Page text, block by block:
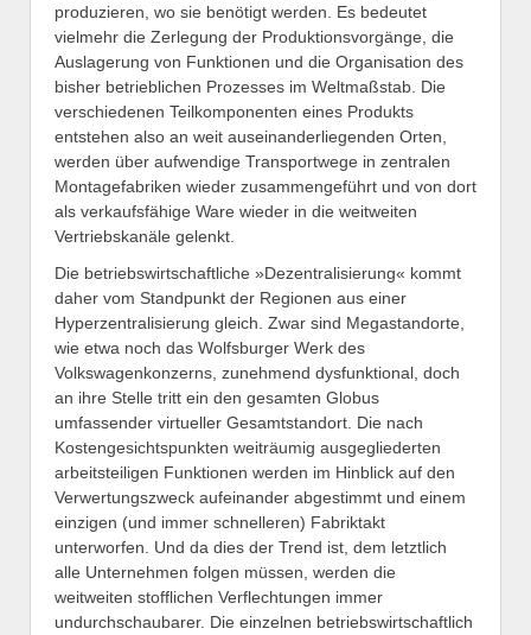
produzieren, wo sie benötigt werden. Es bedeutet
vielmehr die Zerlegung der Produktionsvorgänge, die
Auslagerung von Funktionen und die Organisation des
bisher betrieblichen Prozesses im Weltmaßstab. Die
verschiedenen Teilkomponenten eines Produkts
entstehen also an weit auseinanderliegenden Orten,
werden über aufwendige Transportwege in zentralen
Montagefabriken wieder zusammengeführt und von dort
als verkaufsfähige Ware wieder in die weitweiten
Vertriebskanäle gelenkt.
Die betriebswirtschaftliche »Dezentralisierung« kommt
daher vom Standpunkt der Regionen aus einer
Hyperzentralisierung gleich. Zwar sind Megastandorte,
wie etwa noch das Wolfsburger Werk des
Volkswagenkonzerns, zunehmend dysfunktional, doch
an ihre Stelle tritt ein den gesamten Globus
umfassender virtueller Gesamtstandort. Die nach
Kostengesichtspunkten weiträumig ausgegliederten
arbeitsteiligen Funktionen werden im Hinblick auf den
Verwertungszweck aufeinander abgestimmt und einem
einzigen (und immer schnelleren) Fabriktakt
unterworfen. Und da dies der Trend ist, dem letztlich
alle Unternehmen folgen müssen, werden die
weitweiten stofflichen Verflechtungen immer
undurchschaubarer. Die einzelnen betriebswirtschaftlich